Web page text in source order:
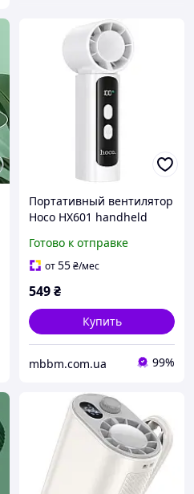
Портативный вентилятор
Hoco HX601 handheld
Готово к отправке
от55₴/мес
549₴
Купить
mbbm.com.ua 99%